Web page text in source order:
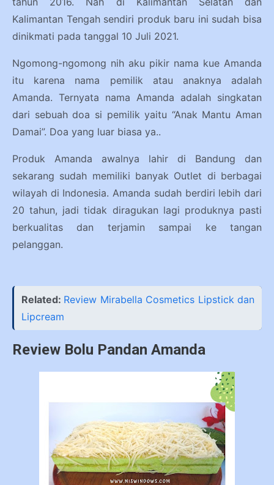
Kalimantan Tengah sendiri produk baru ini sudah bisa
dinikmati pada tanggal 10 Juli 2021.
Ngomong-ngomong nih aku pikir nama kue Amanda
itu karena nama pemilik atau anaknya adalah
Amanda. Ternyata nama Amanda adalah singkatan
dari sebuah doa si pemilik yaitu “Anak Mantu Aman
Damai”. Doa yang luar biasa ya..
Produk Amanda awalnya lahir di Bandung dan
sekarang sudah memiliki banyak Outlet di berbagai
wilayah di Indonesia. Amanda sudah berdiri lebih dari
20 tahun, jadi tidak diragukan lagi produknya pasti
berkualitas dan terjamin sampai ke tangan
pelanggan.
Related: Review Mirabella Cosmetics Lipstick dan
Lipcream
Review Bolu Pandan Amanda